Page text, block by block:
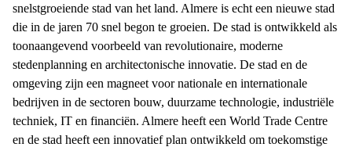
snelstgroeiende stad van het land. Almere is echt een nieuwe stad
die in de jaren 70 snel begon te groeien. De stad is ontwikkeld als
toonaangevend voorbeeld van revolutionaire, moderne
stedenplanning en architectonische innovatie. De stad en de
omgeving zijn een magneet voor nationale en internationale
bedrijven in de sectoren bouw, duurzame technologie, industriële
techniek, IT en financiën. Almere heeft een World Trade Centre
en de stad heeft een innovatief plan ontwikkeld om toekomstige